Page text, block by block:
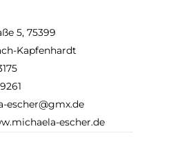
5, 75399
Kapfenhardt
escher@gmx.de
escher.de